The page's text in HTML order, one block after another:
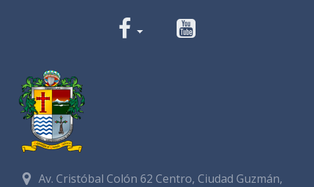
Av. Cristóbal Colón 62 Centro, Ciudad Guzmán,